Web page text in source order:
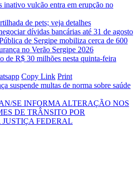
inativo vulcão entra em erupção no
de pets; veja detalhes
dívidas bancárias até 31 de agosto
de Sergipe mobiliza cerca de 600
no Verão Sergipe 2026
de R$ 30 milhões nesta quinta-feira
Copy Link Print
suspende multas de norma sobre saúde
SE INFORMA ALTERAÇÃO NOS
DE TRÂNSITO POR
FEDERAL